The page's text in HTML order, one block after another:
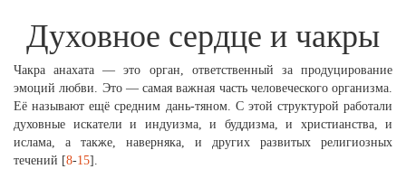
Духовное сердце и чакры
Чакра анахата — это орган, ответственный за продуцирование
эмоций любви. Это — самая важная часть человеческого организма.
Её называют ещё средним дань-тяном. С этой структурой работали
духовные искатели и индуизма, и буддизма, и христианства, и
ислама, а также, наверняка, и других развитых религиозных
течений [8-15].